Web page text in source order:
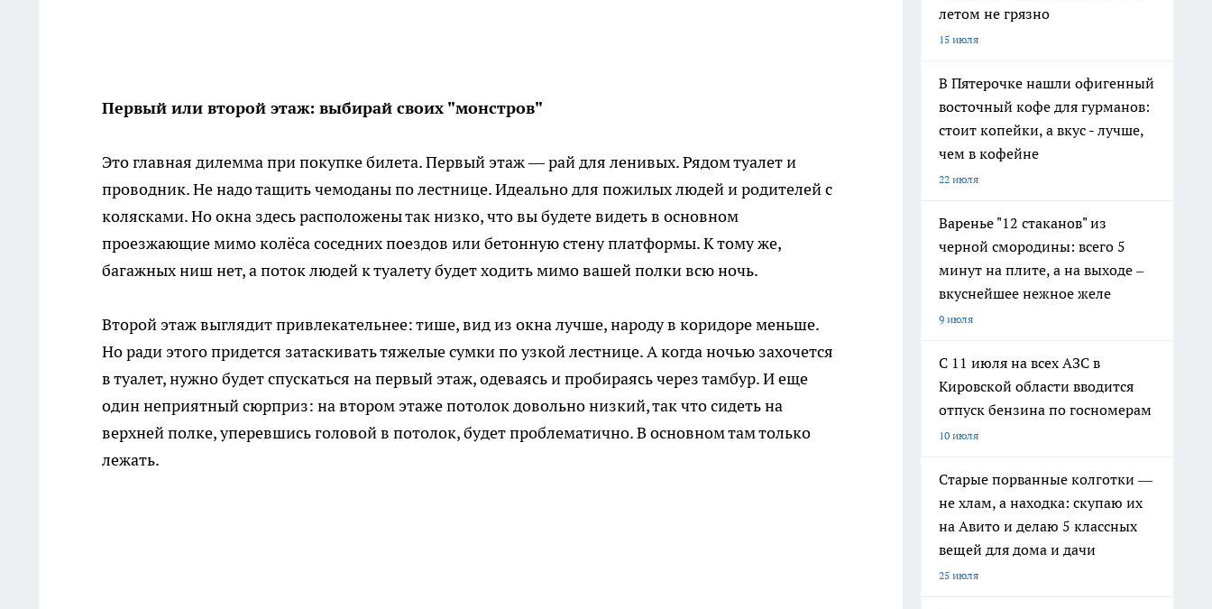
Первый или второй этаж: выбирай своих "монстров"
Это главная дилемма при покупке билета. Первый этаж — рай для ленивых. Рядом туалет и
проводник. Не надо тащить чемоданы по лестнице. Идеально для пожилых людей и родителей с
колясками. Но окна здесь расположены так низко, что вы будете видеть в основном
проезжающие мимо колёса соседних поездов или бетонную стену платформы. К тому же,
багажных ниш нет, а поток людей к туалету будет ходить мимо вашей полки всю ночь.
Второй этаж выглядит привлекательнее: тише, вид из окна лучше, народу в коридоре меньше.
Но ради этого придется затаскивать тяжелые сумки по узкой лестнице. А когда ночью захочется
в туалет, нужно будет спускаться на первый этаж, одеваясь и пробираясь через тамбур. И еще
один неприятный сюрприз: на втором этаже потолок довольно низкий, так что сидеть на
верхней полке, уперевшись головой в потолок, будет проблематично. В основном там только
лежать.
летом не грязно
15 июля
В Пятерочке нашли офигенный
восточный кофе для гурманов:
стоит копейки, а вкус - лучше,
чем в кофейне
22 июля
Варенье "12 стаканов" из
черной смородины: всего 5
минут на плите, а на выходе –
вкуснейшее нежное желе
9 июля
С 11 июля на всех АЗС в
Кировской области вводится
отпуск бензина по госномерам
10 июля
Старые порванные колготки —
не хлам, а находка: скупаю их
на Авито и делаю 5 классных
вещей для дома и дачи
25 июля